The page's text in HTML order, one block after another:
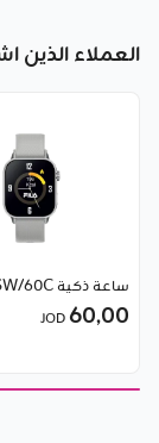
العملاء الذين
ساعة ذكية SW/60C من فيلا
60٫00